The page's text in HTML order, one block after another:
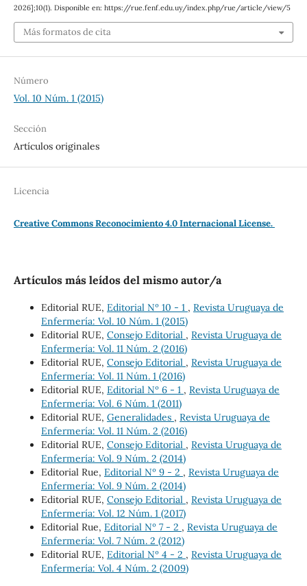
2026];10(1). Disponible en: https://rue.fenf.edu.uy/index.php/rue/article/view/5
Más formatos de cita
Número
Vol. 10 Núm. 1 (2015)
Sección
Artículos originales
Licencia
Creative Commons Reconocimiento 4.0 Internacional License.
Artículos más leídos del mismo autor/a
Editorial RUE, Editorial Nº 10 - 1 , Revista Uruguaya de
Enfermería: Vol. 10 Núm. 1 (2015)
Editorial RUE, Consejo Editorial , Revista Uruguaya de
Enfermería: Vol. 11 Núm. 2 (2016)
Editorial RUE, Consejo Editorial , Revista Uruguaya de
Enfermería: Vol. 11 Núm. 1 (2016)
Editorial RUE, Editorial Nº 6 - 1 , Revista Uruguaya de
Enfermería: Vol. 6 Núm. 1 (2011)
Editorial RUE, Generalidades , Revista Uruguaya de
Enfermería: Vol. 11 Núm. 2 (2016)
Editorial RUE, Consejo Editorial , Revista Uruguaya de
Enfermería: Vol. 9 Núm. 2 (2014)
Editorial Rue, Editorial Nº 9 - 2 , Revista Uruguaya de
Enfermería: Vol. 9 Núm. 2 (2014)
Editorial RUE, Consejo Editorial , Revista Uruguaya de
Enfermería: Vol. 12 Núm. 1 (2017)
Editorial Rue, Editorial Nº 7 - 2 , Revista Uruguaya de
Enfermería: Vol. 7 Núm. 2 (2012)
Editorial RUE, Editorial Nº 4 - 2 , Revista Uruguaya de
Enfermería: Vol. 4 Núm. 2 (2009)